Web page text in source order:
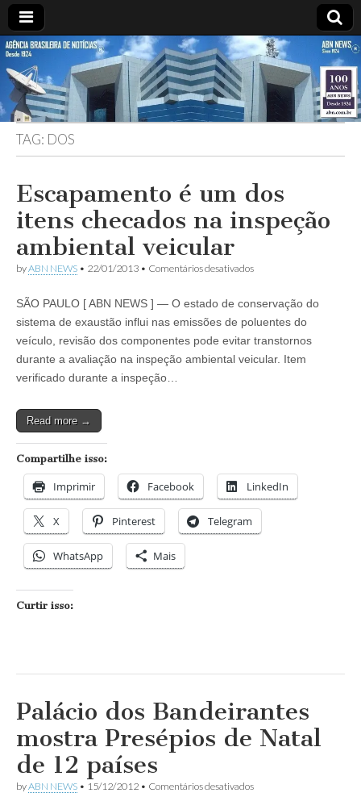
ABN
AGÊNCIA
BRASILEIRA
DE
NOTÍCIAS
DESDE
1924
TAG: DOS
Escapamento é um dos
itens checados na inspeção
ambiental veicular
byABN NEWS • 22/01/2013 • Comentários desativadosem
um
dos
checados
na
SÃO PAULO [ ABN NEWS ] — O estado de conservação do
sistema de exaustão influi nas emissões de poluentes do
veículo, revisão dos componentes pode evitar transtornos
durante a avaliação na inspeção ambiental veicular. Item
verificado durante a inspeção…
Read more →
Compartilhe isso:
Imprimir Facebook LinkedIn
X Pinterest Telegram
WhatsApp Mais
Curtir isso:
Palácio dos Bandeirantes
mostra Presépios de Natal
de 12 países
byABN NEWS • 15/12/2012 • Comentários desativadosem